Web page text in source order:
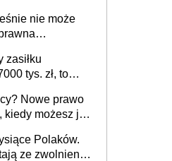
i administracja
nie może
zasiłku
tys. zł, to
Nowe prawo
kiedy możesz je
Polaków.
ze zwolnienia